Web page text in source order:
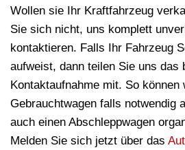
Wollen sie Ihr Kraftfahrzeug
Sie sich nicht, uns komplett
kontaktieren. Falls Ihr Fahrzeug
aufweist, dann teilen Sie uns das
Kontaktaufnahme mit. So können
Gebrauchtwagen falls notwendig
auch einen Abschleppwagen
Melden Sie sich jetzt über das